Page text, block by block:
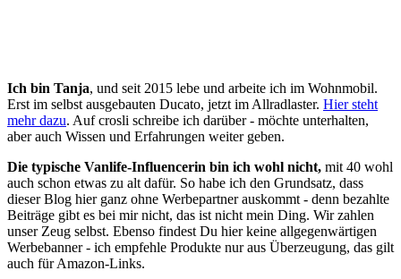
Ich bin Tanja, und seit 2015 lebe und arbeite ich im Wohnmobil.
Erst im selbst ausgebauten Ducato, jetzt im Allradlaster. Hier steht
mehr dazu. Auf crosli schreibe ich darüber - möchte unterhalten,
aber auch Wissen und Erfahrungen weiter geben.
Die typische Vanlife-Influencerin bin ich wohl nicht, mit 40 wohl
auch schon etwas zu alt dafür. So habe ich den Grundsatz, dass
dieser Blog hier ganz ohne Werbepartner auskommt - denn bezahlte
Beiträge gibt es bei mir nicht, das ist nicht mein Ding. Wir zahlen
unser Zeug selbst. Ebenso findest Du hier keine allgegenwärtigen
Werbebanner - ich empfehle Produkte nur aus Überzeugung, das gilt
auch für Amazon-Links.